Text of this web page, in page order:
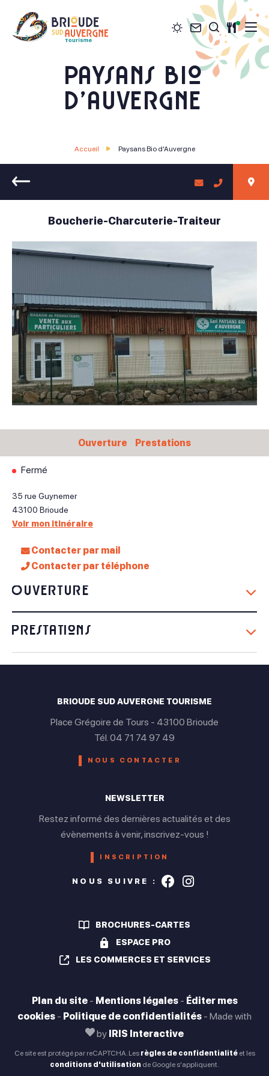
MétéoContact
Je
Paysans Bio
d’Auvergne
Accueil Paysans Bio d’Auvergne
Retour
Boucherie-Charcuterie-Traiteur
Ouverture Prestations
Fermé
35 rue Guynemer
43100 Brioude
Voir mon itinéraire
Contacter par mail
Contacter par téléphone
Ouverture
Du 01 Janvier au 31 Décembre
Fermé
Mercredi
Fermé
Vendredi
Ouvert de 14h à 19h
Samedi
Fermé
Toute l'année
Ouverture le mercredi de 14h à 18h. Le vendredi de 14h à
19h. Le samedi de 10h à 13h.
Prestations
Équipements
BRIOUDE SUD AUVERGNE TOURISME
Place Grégoire de Tours - 43100 Brioude
Tél. 04 71 74 97 49
NOUS CONTACTER
NEWSLETTER
Restez informé des dernières actualités et des
évènements à venir, inscrivez-vous !
INSCRIPTION
NOUS SUIVRE : Suivez-nous
Suivez-
BROCHURES-CARTES
ESPACE PRO
LES COMMERCES ET SERVICES
Plan du site - Mentions légales - Éditer mes
cookies - Politique de confidentialités - Made with
by IRIS Interactive
Ce site est protégé par reCAPTCHA. Les règles de confidentialitéet les
conditions d'utilisation de Google s'appliquent.